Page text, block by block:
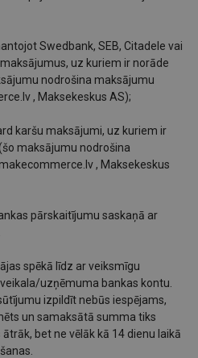
Swedbank, SEB, Citadele vai
uz kuriem ir norāde
nodrošina maksājumu
, Maksekeskus AS);
karšu maksājumi, uz kuriem ir
maksājumu nodrošina
, Maksekeskus
pārskaitījumu saskaņā ar
spēkā līdz ar veiksmīgu
uzņēmuma bankas kontu.
izpildīt nebūs iespējams,
un samaksātā summa tiks
bet ne vēlāk kā 14 dienu laikā